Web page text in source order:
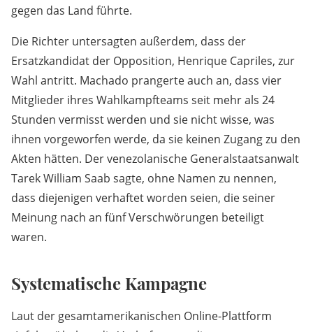
gegen das Land führte.
Die Richter untersagten außerdem, dass der
Ersatzkandidat der Opposition, Henrique Capriles, zur
Wahl antritt. Machado prangerte auch an, dass vier
Mitglieder ihres Wahlkampfteams seit mehr als 24
Stunden vermisst werden und sie nicht wisse, was
ihnen vorgeworfen werde, da sie keinen Zugang zu den
Akten hätten. Der venezolanische Generalstaatsanwalt
Tarek William Saab sagte, ohne Namen zu nennen,
dass diejenigen verhaftet worden seien, die seiner
Meinung nach an fünf Verschwörungen beteiligt
waren.
Systematische Kampagne
Laut der gesamtamerikanischen Online-Plattform